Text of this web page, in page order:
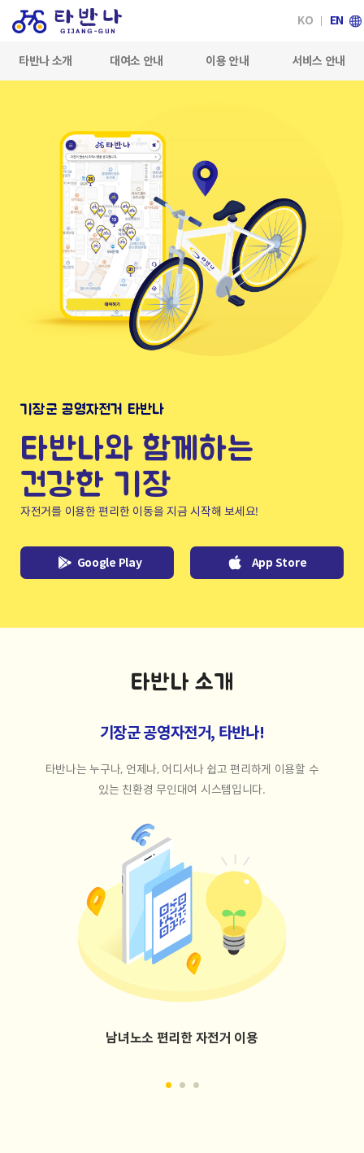
타반나 소개 대여소 안내 이용 안내 서비스 안내
KO EN
기장군 공영자전거 타반나
타반나와 함께하는
건강한 기장
자전거를 이용한 편리한 이동을 지금 시작해 보세요!
Google Play App Store
타반나 소개
기장군 공영자전거, 타반나!
타반나는 누구나, 언제나, 어디서나 쉽고 편리하게 이용할 수
있는 친환경 무인대여 시스템입니다.
남녀노소 편리한 자전거 이용